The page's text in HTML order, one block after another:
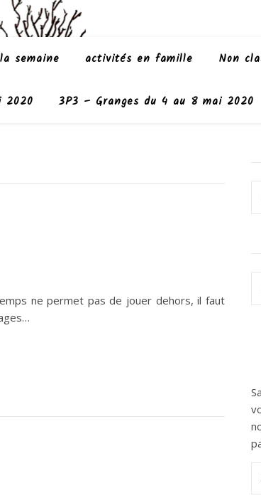
semaine activités en famille Non
2020 3P3 – Granges du 4 au 8 mai 2020
ne permet pas de jouer dehors, il faut